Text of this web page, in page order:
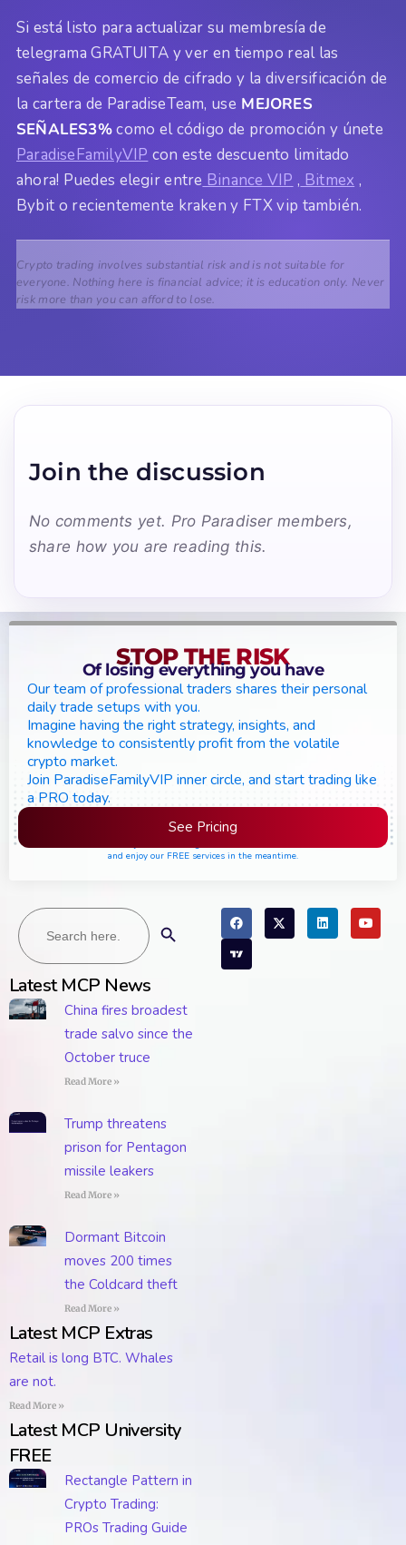
Si está listo para actualizar su membresía de
telegrama GRATUITA y ver en tiempo real las
señales de comercio de cifrado y la diversificación de
la cartera de ParadiseTeam, use MEJORES
SEÑALES3%como el código de promoción y únete
ParadiseFamilyVIP con este descuento limitado
ahora! Puedes elegir entre Binance VIP , Bitmex ,
Bybit o recientemente kraken y FTX vip también.
Crypto trading involves substantial risk and is not suitable for
everyone. Nothing here is financial advice; it is education only. Never
risk more than you can afford to lose.
Join the discussion
No comments yet. Pro Paradiser members,
share how you are reading this.
Search
for:
Latest MCP News
China fires broadest
trade salvo since the
October truce
Read More »
Trump threatens
prison for Pentagon
missile leakers
Read More »
Dormant Bitcoin
moves 200 times
the Coldcard theft
Read More »
Latest MCP Extras
Retail is long BTC. Whales
are not.
Read More »
Latest MCP University
FREE
Rectangle Pattern in
Crypto Trading:
PROs Trading Guide
STOP THE RISK
Of losing everything you have
Our team of professional traders shares their personal
daily trade setups with you.
Imagine having the right strategy, insights, and
knowledge to consistently profit from the volatile
crypto market.
Join ParadiseFamilyVIP inner circle, and start trading like
a PRO today.
See Pricing
and enjoy our FREE services in the meantime.